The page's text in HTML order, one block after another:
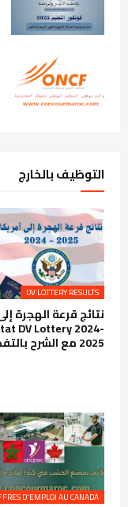
التوظيف بالخارج
DV LOTTERY RESULTS
نتائج قرعة الهجرة
DV Lottery 2024-
2025 مع الشرح بالتفصيل
D'EMPLOI AU CANADA